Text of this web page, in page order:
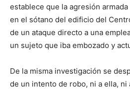
establece que la agresión
en el sótano del edificio del
de un ataque directo a una
un sujeto que iba embozado y
De la misma investigación se
de un intento de robo, ni a ella, ni